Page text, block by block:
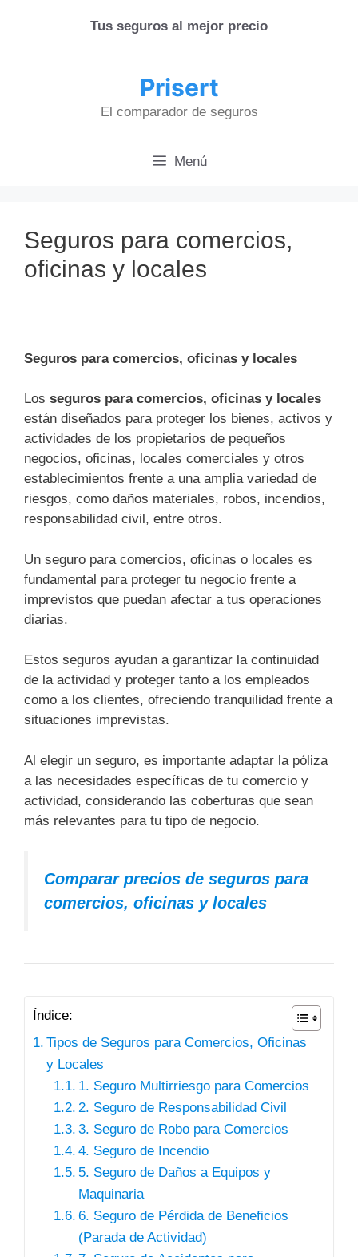
Tus seguros al mejor precio
Prisert
El comparador de seguros
Menú
Seguros para comercios,
oficinas y locales
Seguros para comercios, oficinas y locales
Los seguros para comercios, oficinas y locales
están diseñados para proteger los bienes, activos y
actividades de los propietarios de pequeños
negocios, oficinas, locales comerciales y otros
establecimientos frente a una amplia variedad de
riesgos, como daños materiales, robos, incendios,
responsabilidad civil, entre otros.
Un seguro para comercios, oficinas o locales es
fundamental para proteger tu negocio frente a
imprevistos que puedan afectar a tus operaciones
diarias.
Estos seguros ayudan a garantizar la continuidad
de la actividad y proteger tanto a los empleados
como a los clientes, ofreciendo tranquilidad frente a
situaciones imprevistas.
Al elegir un seguro, es importante adaptar la póliza
a las necesidades específicas de tu comercio y
actividad, considerando las coberturas que sean
más relevantes para tu tipo de negocio.
Comparar precios de seguros para
comercios, oficinas y locales
Índice:
Tipos de Seguros para Comercios, Oficinas
y Locales
1. Seguro Multirriesgo para Comercios
2. Seguro de Responsabilidad Civil
3. Seguro de Robo para Comercios
4. Seguro de Incendio
5. Seguro de Daños a Equipos y
Maquinaria
6. Seguro de Pérdida de Beneficios
(Parada de Actividad)